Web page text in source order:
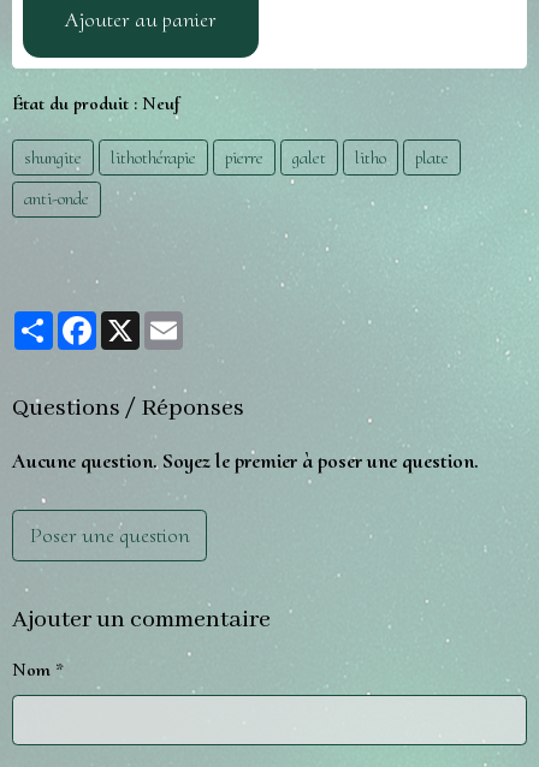
Ajouter au panier
État du produit : Neuf
shungite lithothérapie pierre galet litho
plate
anti-onde
PartagerFacebook
X
Questions / Réponses
Aucune question. Soyez le premier à poser une question.
Poser une question
Ajouter un commentaire
Nom